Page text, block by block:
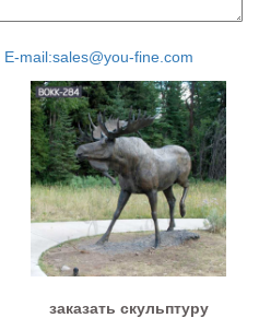
E-mail:sales@you-fine.com
заказать скульптуру